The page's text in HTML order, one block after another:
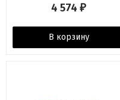
4 574 ₽
В корзину